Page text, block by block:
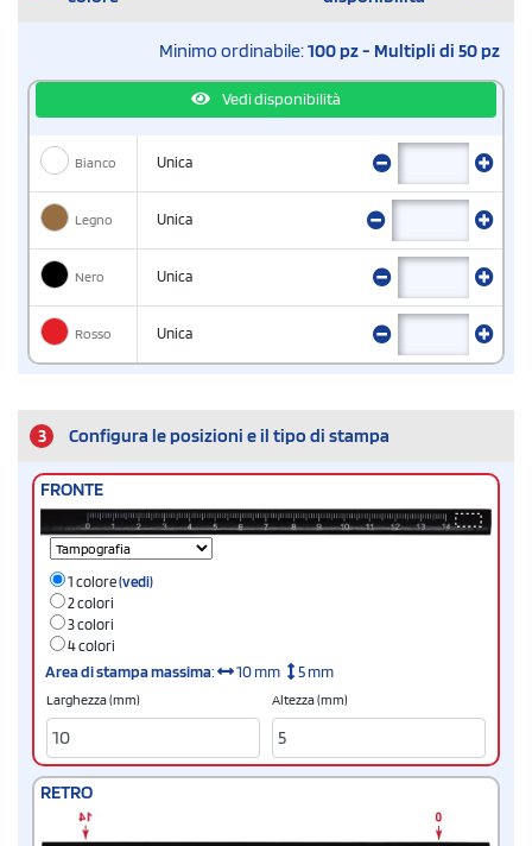
Minimo ordinabile:100 pz - Multipli di 50 pz
Vedi disponibilità
Bianco Unica
Legno Unica
Nero Unica
Rosso Unica
3 Configura le posizioni e il tipo di stampa
FRONTE
1 colore(vedi)
2 colori
3 colori
4 colori
Area di stampa massima: 10 mm 5 mm
Larghezza (mm) Altezza (mm)
RETRO